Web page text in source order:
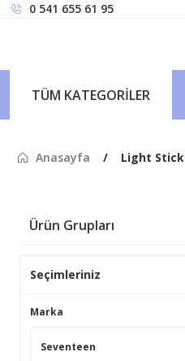
0 541 655 61 95
TÜM KATEGORİLER
Anasayfa Light Stick
Ürün Grupları
Seçimleriniz
Marka
Seventeen